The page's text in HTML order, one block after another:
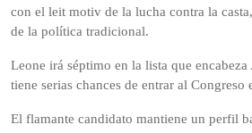
con el leit motiv de la lucha contra la
de la política tradicional.
Leone irá séptimo en la lista que
tiene serias chances de entrar al Congreso
El flamante candidato mantiene un perfil